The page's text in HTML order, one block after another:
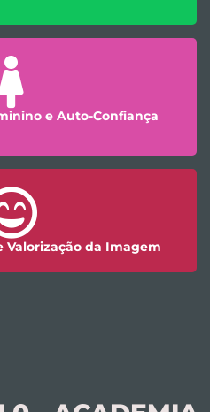
e Auto-Confiança
Valorização da Imagem